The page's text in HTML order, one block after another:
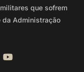
que sofrem
Administração